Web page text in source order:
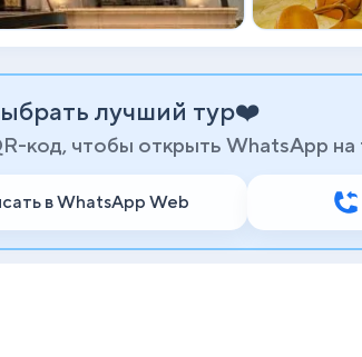
лучший тур❤️
код, чтобы открыть WhatsApp
в WhatsApp Web